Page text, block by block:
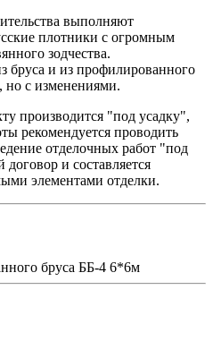
выполняют
плотники с огромным
зодчества.
бруса и из профилированного
но с изменениями.
производится "под усадку",
рекомендуется проводить
отделочных работ "под
и составляется
элементами отделки.
бруса ББ-4 6*6м